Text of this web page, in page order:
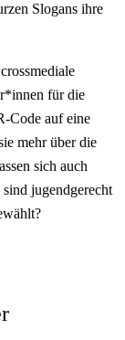
Slogans ihre
für die
Code auf eine
mehr über die
sich auch
jugendgerecht